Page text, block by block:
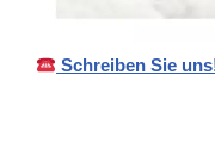
Schreiben Sie